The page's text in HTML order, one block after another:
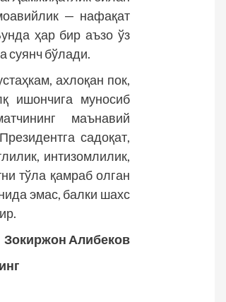
— нафақат
ҳар бир аъзо ўз
суянч бўлади.
ахлоқан пок,
ишончига муносиб
маънавий
садоқат,
интизомлилик,
тўла қамраб олган
эмас, балки шахс
Зокиржон Алибеков